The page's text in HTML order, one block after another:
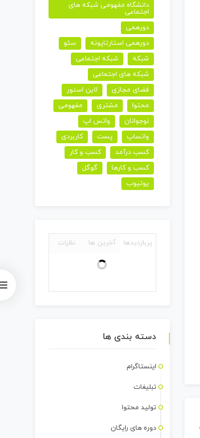
دانشگاه مفهومی شبکه های
اجتماعی
دورهمی
دورهمی استارتاپونه
سئو
شبکه
شبکه اجتماعی
شبکه های اجتماعی
فضای مجازی
لاین استور
محتوا
مشتری
مفهومی
نوجوانان
واتس اپ
واتساپ
پست
کاربردی
کسب درآمد
کسب و کار
کسب و کارها
گوگل
یوتیوب
پربازدیدها آخرین ها نظرات
دسته بندی ها
اینستاگرام
تبلیغات
تولید محتوا
دوره های رایگان